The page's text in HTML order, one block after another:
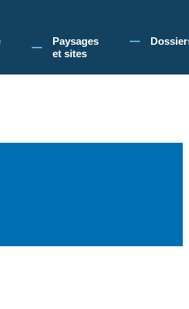
l'utilisation de cookies pour vous
Paysages
et sites